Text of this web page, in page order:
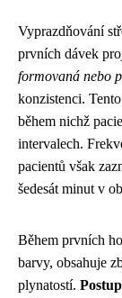
Vyprazdňování
prvních dávek
formovaná nebo
konzistenci.
během nichž
intervalech.
pacientů však
šedesát minut v
Během prvních
barvy, obsahuje
plynatostí.